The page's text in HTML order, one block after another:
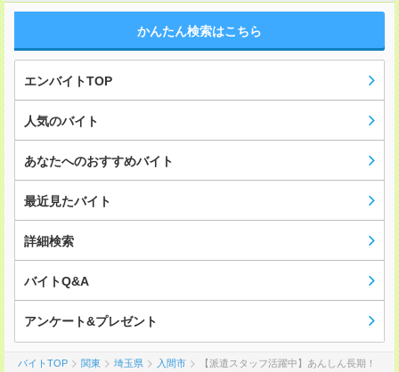
かんたん検索はこちら
エンバイトTOP
人気のバイト
あなたへのおすすめバイト
最近見たバイト
詳細検索
バイトQ&A
アンケート&プレゼント
バイトTOP 関東 埼玉県 入間市 【派遣スタッフ活躍中】あんしん長期！